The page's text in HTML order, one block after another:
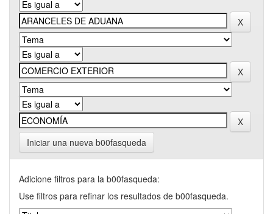
Iniciar una nueva b00fasqueda
Adicione filtros para la b00fasqueda:
Use filtros para refinar los resultados de b00fasqueda.